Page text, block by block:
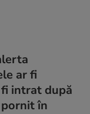
ar fi
intrat după
în